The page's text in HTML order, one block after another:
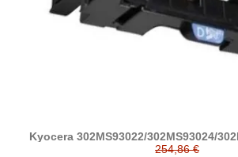
Kyocera 302MS93022/302MS93024/
compatible DK3100
254,86 €